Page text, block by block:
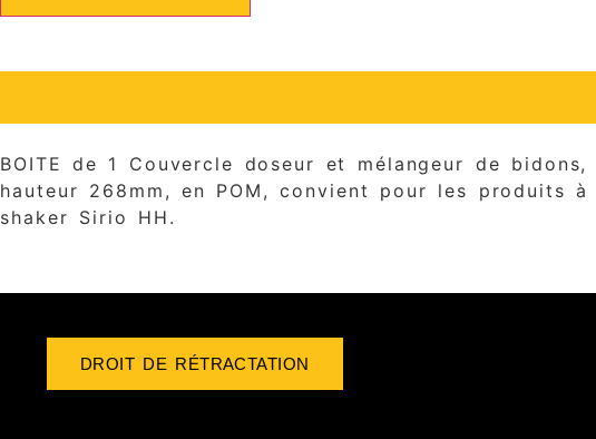
BOITE de 1 Couvercle doseur et mélangeur de
hauteur 268mm, en POM, convient pour les produits
shaker Sirio HH.
DROIT DE RÉTRACTATION